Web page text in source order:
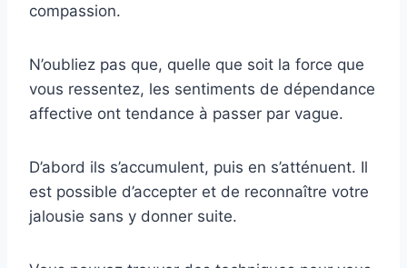
compassion.
N’oubliez pas que, quelle que soit la force que
vous ressentez, les sentiments de dépendance
affective ont tendance à passer par vague.
D’abord ils s’accumulent, puis en s’atténuent. Il
est possible d’accepter et de reconnaître votre
jalousie sans y donner suite.